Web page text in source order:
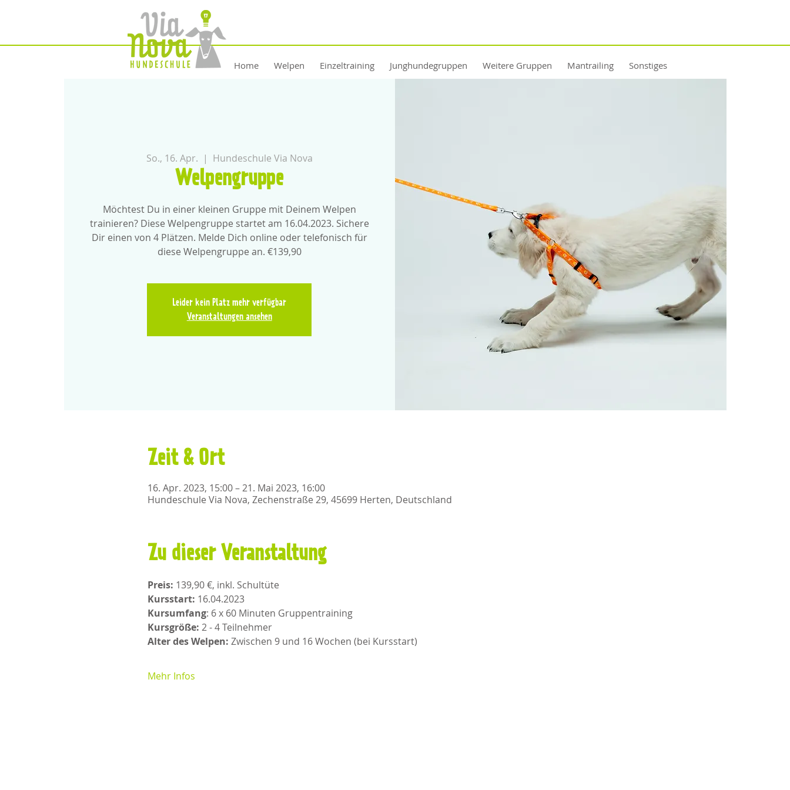
Home Welpen Einzeltraining Junghundegruppen Weitere Gruppen Mantrailing Sonstiges
So., 16. Apr.
  |
Hundeschule Via Nova
Welpengruppe
Möchtest Du in einer kleinen Gruppe mit Deinem Welpen
trainieren? Diese Welpengruppe startet am 16.04.2023. Sichere
Dir einen von 4 Plätzen. Melde Dich online oder telefonisch für
diese Welpengruppe an. €139,90
Leider kein Platz mehr verfügbar
Veranstaltungen ansehen
Zeit & Ort
16. Apr. 2023, 15:00 – 21. Mai 2023, 16:00
Hundeschule Via Nova, Zechenstraße 29, 45699 Herten, Deutschland
Zu dieser Veranstaltung
Preis: 139,90 €, inkl. Schultüte
Kursstart: 16.04.2023
Kursumfang: 6 x 60 Minuten Gruppentraining
Kursgröße: 2 - 4 Teilnehmer
Alter des Welpen: Zwischen 9 und 16 Wochen (bei Kursstart)
Mehr Infos